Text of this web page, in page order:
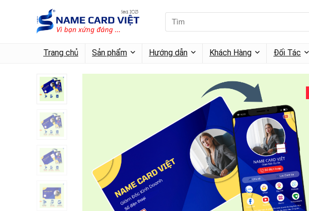
Trang chủ Sản phẩm Hướng dẫn Khách Hàng Đối Tác